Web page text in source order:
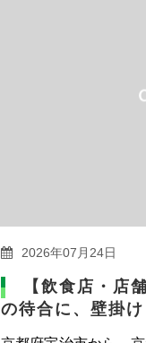
2026年07月24日
【飲食店・店
の待合に、壁掛